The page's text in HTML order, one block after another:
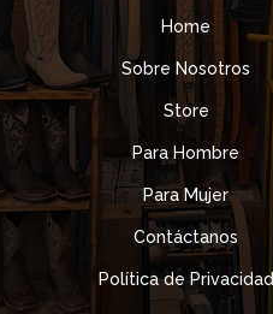
Home
Sobre Nosotros
Store
Para Hombre
Para Mujer
Contáctanos
Política de Privacidad